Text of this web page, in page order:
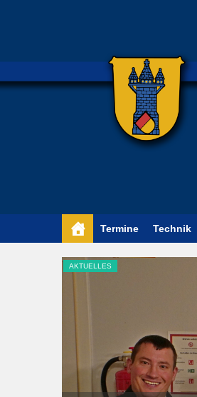
Termine Technik
AKTUELLES